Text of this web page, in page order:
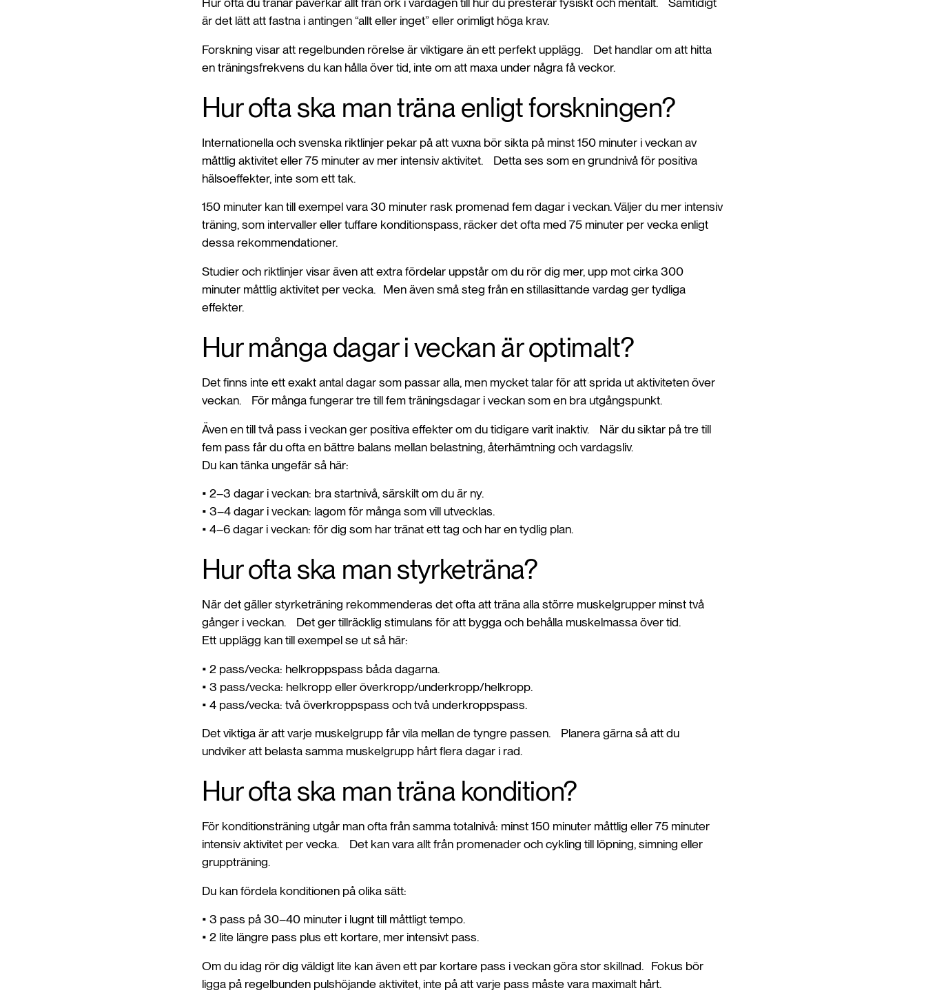
är det lätt att fastna i antingen “allt eller inget” eller orimligt höga krav.
Forskning visar att regelbunden rörelse är viktigare än ett perfekt upplägg. Det handlar om att hitta
en träningsfrekvens du kan hålla över tid, inte om att maxa under några få veckor.
Hur ofta ska man träna enligt forskningen?
Internationella och svenska riktlinjer pekar på att vuxna bör sikta på minst 150 minuter i veckan av
måttlig aktivitet eller 75 minuter av mer intensiv aktivitet. Detta ses som en grundnivå för positiva
hälsoeffekter, inte som ett tak.
150 minuter kan till exempel vara 30 minuter rask promenad fem dagar i veckan. Väljer du mer intensiv
träning, som intervaller eller tuffare konditionspass, räcker det ofta med 75 minuter per vecka enligt
dessa rekommendationer.
Studier och riktlinjer visar även att extra fördelar uppstår om du rör dig mer, upp mot cirka 300
minuter måttlig aktivitet per vecka. Men även små steg från en stillasittande vardag ger tydliga
effekter.
Hur många dagar i veckan är optimalt?
Det finns inte ett exakt antal dagar som passar alla, men mycket talar för att sprida ut aktiviteten över
veckan. För många fungerar tre till fem träningsdagar i veckan som en bra utgångspunkt.
Även en till två pass i veckan ger positiva effekter om du tidigare varit inaktiv. När du siktar på tre till
fem pass får du ofta en bättre balans mellan belastning, återhämtning och vardagsliv.
Du kan tänka ungefär så här:
• 2–3 dagar i veckan: bra startnivå, särskilt om du är ny.
• 3–4 dagar i veckan: lagom för många som vill utvecklas.
• 4–6 dagar i veckan: för dig som har tränat ett tag och har en tydlig plan.
Hur ofta ska man styrketräna?
När det gäller styrketräning rekommenderas det ofta att träna alla större muskelgrupper minst två
gånger i veckan. Det ger tillräcklig stimulans för att bygga och behålla muskelmassa över tid.
Ett upplägg kan till exempel se ut så här:
• 2 pass/vecka: helkroppspass båda dagarna.
• 3 pass/vecka: helkropp eller överkropp/underkropp/helkropp.
• 4 pass/vecka: två överkroppspass och två underkroppspass.
Det viktiga är att varje muskelgrupp får vila mellan de tyngre passen. Planera gärna så att du
undviker att belasta samma muskelgrupp hårt flera dagar i rad.
Hur ofta ska man träna kondition?
För konditionsträning utgår man ofta från samma totalnivå: minst 150 minuter måttlig eller 75 minuter
intensiv aktivitet per vecka. Det kan vara allt från promenader och cykling till löpning, simning eller
gruppträning.
Du kan fördela konditionen på olika sätt:
• 3 pass på 30–40 minuter i lugnt till måttligt tempo.
• 2 lite längre pass plus ett kortare, mer intensivt pass.
Om du idag rör dig väldigt lite kan även ett par kortare pass i veckan göra stor skillnad. Fokus bör
ligga på regelbunden pulshöjande aktivitet, inte på att varje pass måste vara maximalt hårt.